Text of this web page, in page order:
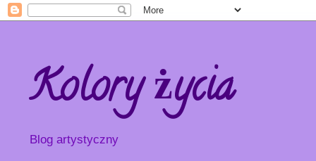
Kolory życia
Blog artystyczny